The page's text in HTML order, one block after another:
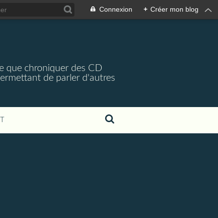
Connexion + Créer mon blog
que chroniquer des CD
de parler d'autres